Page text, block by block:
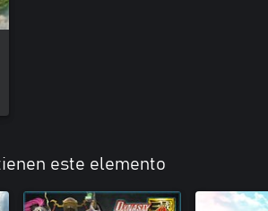
este elemento